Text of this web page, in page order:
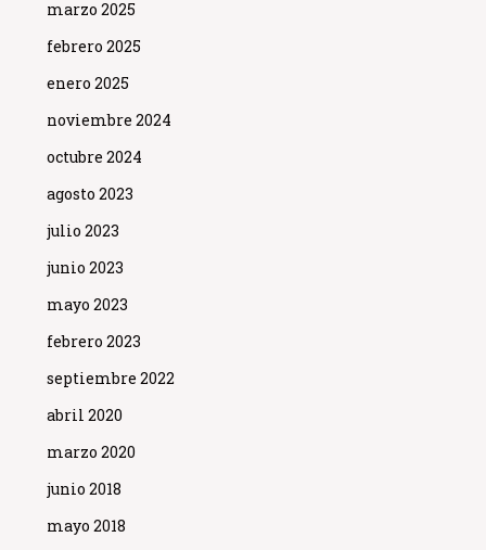
marzo 2025
febrero 2025
enero 2025
noviembre 2024
octubre 2024
agosto 2023
julio 2023
junio 2023
mayo 2023
febrero 2023
septiembre 2022
abril 2020
marzo 2020
junio 2018
mayo 2018